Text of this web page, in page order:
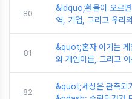
80
&ldquo;환율이 오르
역, 기업, 그리고 우리
81
&quot;혼자 이기는
와 게임이론, 그리고 아
82
&quot;세상은 관측되